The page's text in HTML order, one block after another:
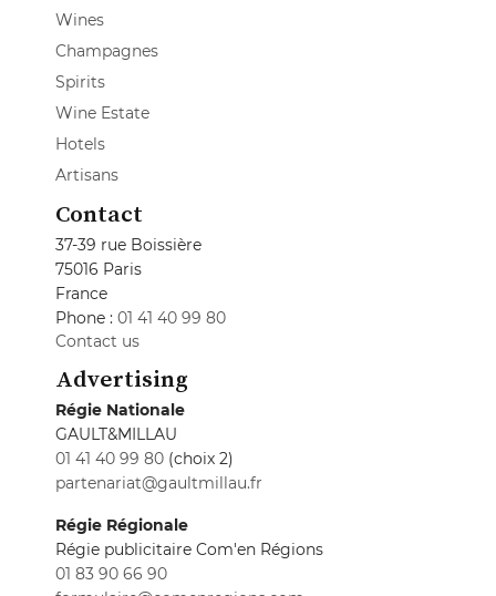
Wines
Champagnes
Spirits
Wine Estate
Hotels
Artisans
Contact
37-39 rue Boissière
75016 Paris
France
Phone : 01 41 40 99 80
Contact us
Advertising
Régie Nationale
GAULT&MILLAU
01 41 40 99 80 (choix 2)
partenariat@gaultmillau.fr
Régie Régionale
Régie publicitaire Com'en Régions
01 83 90 66 90